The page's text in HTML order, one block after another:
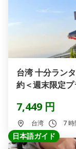
台湾 十分ラン
約＜週末限定
7,449 円
台湾 7
日本語ガイド